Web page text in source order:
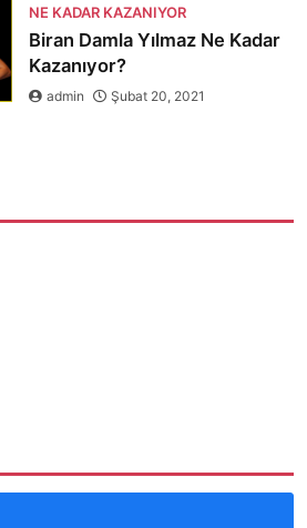
NE KADAR KAZANIYOR
Biran Damla Yılmaz Ne Kadar
Kazanıyor?
admin Şubat 20, 2021